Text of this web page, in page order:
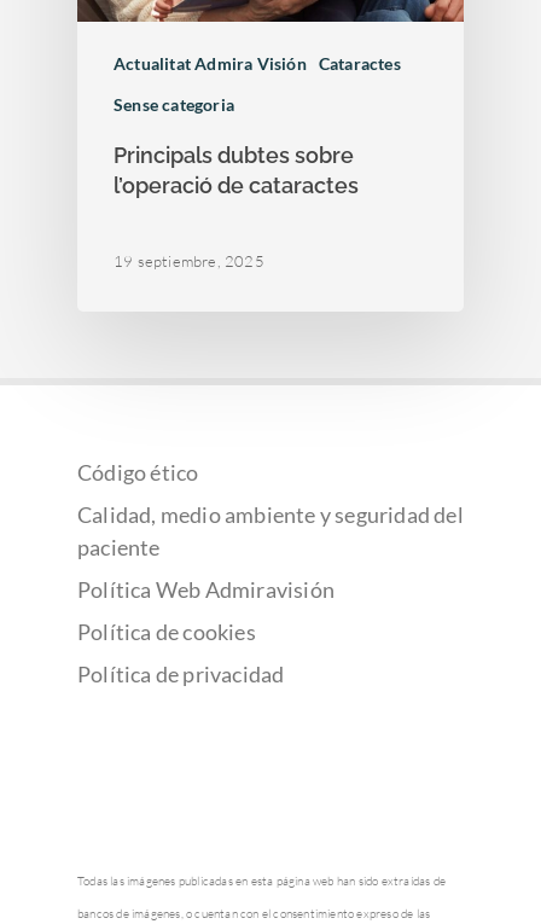
Actualitat Admira Visión Cataractes
Sense categoria
Principals dubtes sobre
l’operació de cataractes
19 septiembre, 2025
Código ético
Calidad, medio ambiente y seguridad del
paciente
Política Web Admiravisión
Política de cookies
Política de privacidad
Todas las imágenes publicadas en esta página web han sido extraídas de
bancos de imágenes, o cuentan con el consentimiento expreso de las